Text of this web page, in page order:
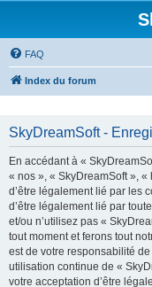
FAQ
Index du forum
SkyDreamSoft -
En accédant à «
« nos », « SkyDreamSoft »,
d’être légalement lié par les
d’être légalement lié par
et/ou n’utilisez pas «
tout moment et ferons tout
est de votre responsabilité
utilisation continue de «
votre acceptation d’être